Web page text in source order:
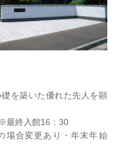
を築いた優れた先人を顕
最終入館16：30
場合変更あり・年末年始